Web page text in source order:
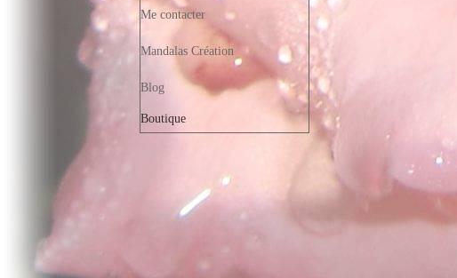
Me contacter
Mandalas Création
Blog
Boutique